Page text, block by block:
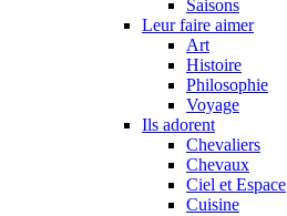
Saisons
Leur faire aimer
Art
Histoire
Philosophie
Voyage
Ils adorent
Chevaliers
Chevaux
Ciel et Espace
Cuisine